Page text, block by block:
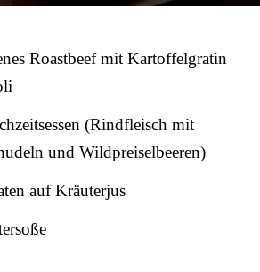
Roastbeef mit Kartoffelgratin
(Rindfleisch mit
und Wildpreiselbeeren)
auf Kräuterjus